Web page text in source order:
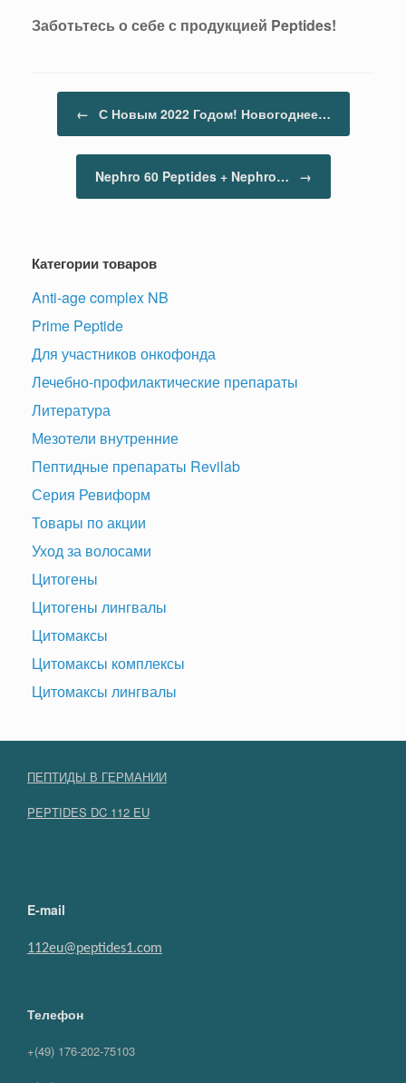
Заботьтесь о себе с продукцией Peptides!
← С Новым 2022 Годом! Новогоднее…
Nephro 60 Peptides + Nephro… →
Категории товаров
Anti-age complex NB
Prime Peptide
Для участников онкофонда
Лечебно-профилактические препараты
Литература
Мезотели внутренние
Пептидные препараты Revilab
Серия Ревиформ
Товары по акции
Уход за волосами
Цитогены
Цитогены лингвалы
Цитомаксы
Цитомаксы комплексы
Цитомаксы лингвалы
ПЕПТИДЫ В ГЕРМАНИИ
PEPTIDES DC 112 EU
E-mail
112eu@peptides1.com
Телефон
+(49) 176-202-75103